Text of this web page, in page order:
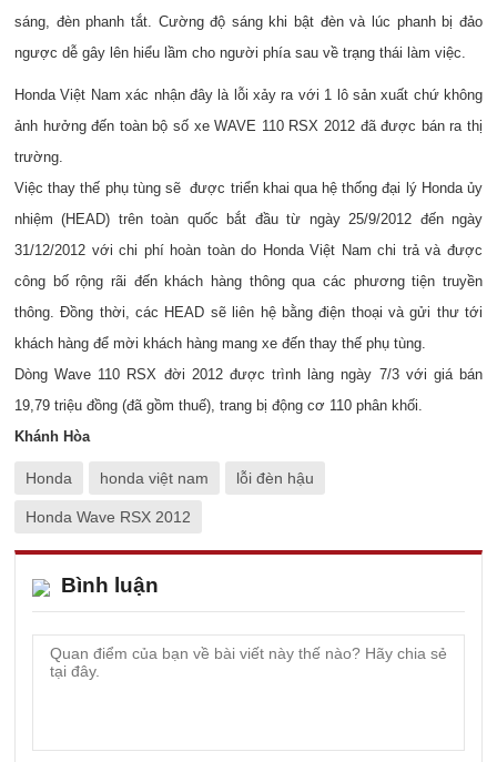
sáng, đèn phanh tắt. Cường độ sáng khi bật đèn và lúc phanh bị đảo
ngược dễ gây lên hiểu lầm cho người phía sau về trạng thái làm việc.
Honda Việt Nam xác nhận đây là lỗi xảy ra với 1 lô sản xuất chứ không
ảnh hưởng đến toàn bộ số xe WAVE 110 RSX 2012 đã được bán ra thị
trường.
Việc thay thế phụ tùng sẽ được triển khai qua hệ thống đại lý Honda ủy
nhiệm (HEAD) trên toàn quốc bắt đầu từ ngày 25/9/2012 đến ngày
31/12/2012 với chi phí hoàn toàn do Honda Việt Nam chi trả và được
công bố rộng rãi đến khách hàng thông qua các phương tiện truyền
thông. Đồng thời, các HEAD sẽ liên hệ bằng điện thoại và gửi thư tới
khách hàng để mời khách hàng mang xe đến thay thế phụ tùng.
Dòng Wave 110 RSX đời 2012 được trình làng ngày 7/3 với giá bán
19,79 triệu đồng (đã gồm thuế), trang bị động cơ 110 phân khối.
Khánh Hòa
Honda honda việt nam lỗi đèn hậu
Honda Wave RSX 2012
Bình luận